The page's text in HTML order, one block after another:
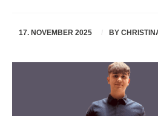
17. NOVEMBER 2025 BY